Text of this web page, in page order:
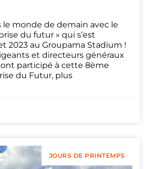
monde de demain avec le
du futur » qui s’est
2023 au Groupama Stadium !
et directeurs généraux
ont participé à cette 8ème
du Futur, plus
JOURS DE PRINTEMPS